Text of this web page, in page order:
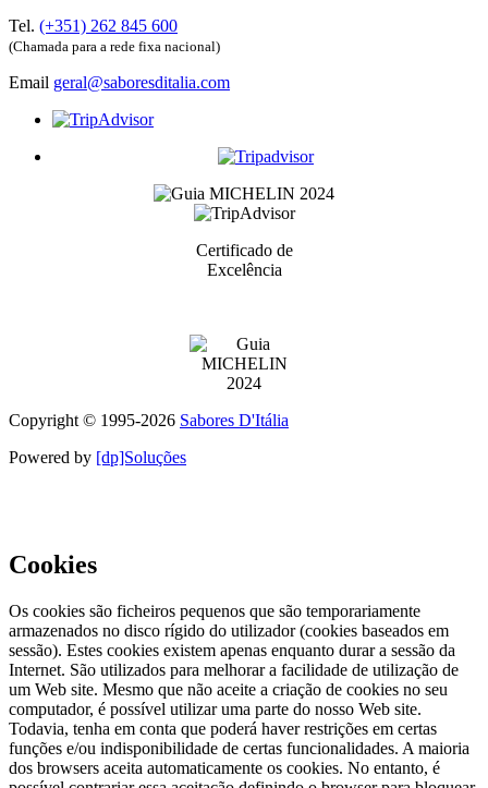
Tel. (+351) 262 845 600
(Chamada para a rede fixa nacional)
Email geral@saboresditalia.com
Certificado de
Excelência
Copyright © 1995-2026 Sabores D'Itália
Powered by [dp]Soluções
Cookies
Os cookies são ficheiros pequenos que são temporariamente
armazenados no disco rígido do utilizador (cookies baseados em
sessão). Estes cookies existem apenas enquanto durar a sessão da
Internet. São utilizados para melhorar a facilidade de utilização de
um Web site. Mesmo que não aceite a criação de cookies no seu
computador, é possível utilizar uma parte do nosso Web site.
Todavia, tenha em conta que poderá haver restrições em certas
funções e/ou indisponibilidade de certas funcionalidades. A maioria
dos browsers aceita automaticamente os cookies. No entanto, é